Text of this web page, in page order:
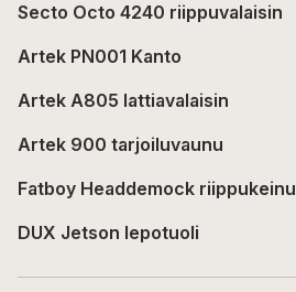
Secto Octo 4240 riippuvalaisin
Artek PN001 Kanto
Artek A805 lattiavalaisin
Artek 900 tarjoiluvaunu
Fatboy Headdemock riippukeinu
DUX Jetson lepotuoli